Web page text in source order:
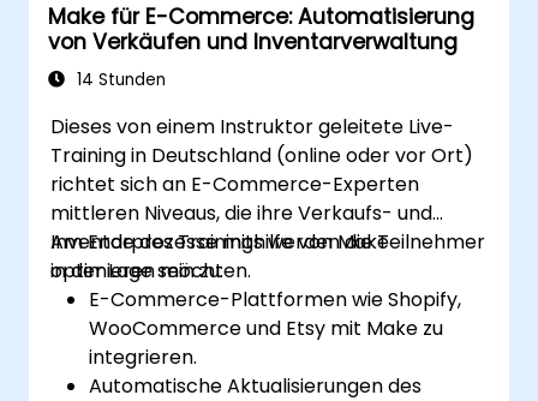
Prozeduren umzusetzen.
Die Infrastrukturorchestrierung mithilfe
der erweiterten Make-Integrationen zu
Make für E-Commerce: Automatisierung
von Verkäufen und Inventarverwaltung
14 Stunden
Dieses von einem Instruktor geleitete Live-
Training in Deutschland (online oder vor Ort)
richtet sich an E-Commerce-Experten
mittleren Niveaus, die ihre Verkaufs- und
Inventarprozesse mithilfe von Make
optimieren möchten.
Am Ende des Trainings werden die Teilnehmer
in der Lage sein zu:
E-Commerce-Plattformen wie Shopify,
WooCommerce und Etsy mit Make zu
integrieren.
Automatische Aktualisierungen des